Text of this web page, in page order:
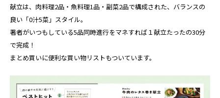
献立は、肉料理2品・魚料理1品・副菜2品で構成された、バランスの
良い「0汁5菜」スタイル。
著者がいつもしている5品同時進行をマネすれば１献立たったの30分
で完成！
まとめ買いに便利な買い物リストもついています。